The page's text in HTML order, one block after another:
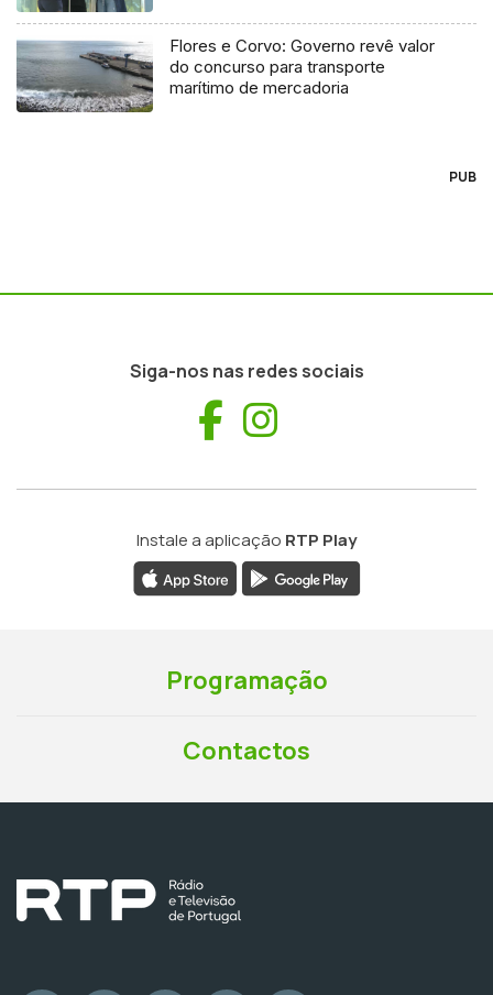
Flores e Corvo: Governo revê valor
do concurso para transporte
marítimo de mercadoria
PUB
Siga-nos nas redes sociais
Facebook
Instale a aplicação RTP Play
Programação
Contactos